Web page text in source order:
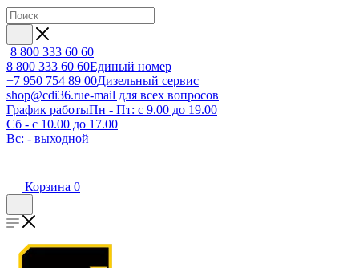
8 800 333 60 60
8 800 333 60 60Единый номер
+7 950 754 89 00Дизельный сервис
shop@cdi36.rue-mail для всех вопросов
График работыПн - Пт: с 9.00 до 19.00
Сб - с 10.00 до 17.00
Вс: - выходной
Корзина 0